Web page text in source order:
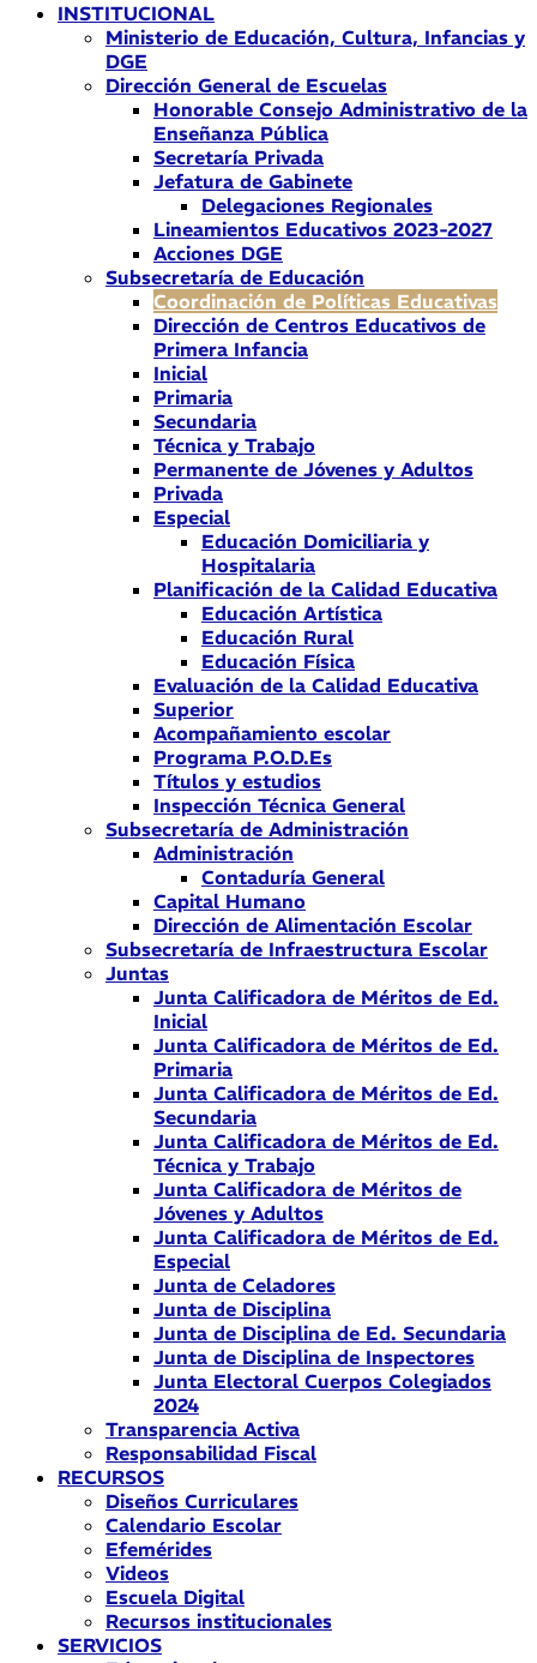
INSTITUCIONAL
Ministerio de Educación, Cultura, Infancias y
DGE
Dirección General de Escuelas
Honorable Consejo Administrativo de la
Enseñanza Pública
Secretaría Privada
Jefatura de Gabinete
Delegaciones Regionales
Lineamientos Educativos 2023-2027
Acciones DGE
Subsecretaría de Educación
Coordinación de Políticas Educativas
Dirección de Centros Educativos de
Primera Infancia
Inicial
Primaria
Secundaria
Técnica y Trabajo
Permanente de Jóvenes y Adultos
Privada
Especial
Educación Domiciliaria y
Hospitalaria
Planificación de la Calidad Educativa
Educación Artística
Educación Rural
Educación Física
Evaluación de la Calidad Educativa
Superior
Acompañamiento escolar
Programa P.O.D.Es
Títulos y estudios
Inspección Técnica General
Subsecretaría de Administración
Administración
Contaduría General
Capital Humano
Dirección de Alimentación Escolar
Subsecretaría de Infraestructura Escolar
Juntas
Junta Calificadora de Méritos de Ed.
Inicial
Junta Calificadora de Méritos de Ed.
Primaria
Junta Calificadora de Méritos de Ed.
Secundaria
Junta Calificadora de Méritos de Ed.
Técnica y Trabajo
Junta Calificadora de Méritos de
Jóvenes y Adultos
Junta Calificadora de Méritos de Ed.
Especial
Junta de Celadores
Junta de Disciplina
Junta de Disciplina de Ed. Secundaria
Junta de Disciplina de Inspectores
Junta Electoral Cuerpos Colegiados
2024
Transparencia Activa
Responsabilidad Fiscal
RECURSOS
Diseños Curriculares
Calendario Escolar
Efemérides
Videos
Escuela Digital
Recursos institucionales
SERVICIOS